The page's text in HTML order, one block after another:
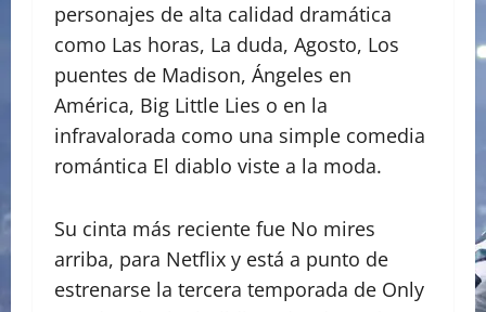
personajes de alta calidad dramática
como Las horas, La duda, Agosto, Los
puentes de Madison, Ángeles en
América, Big Little Lies o en la
infravalorada como una simple comedia
romántica El diablo viste a la moda.
Su cinta más reciente fue No mires
arriba, para Netflix y está a punto de
estrenarse la tercera temporada de Only